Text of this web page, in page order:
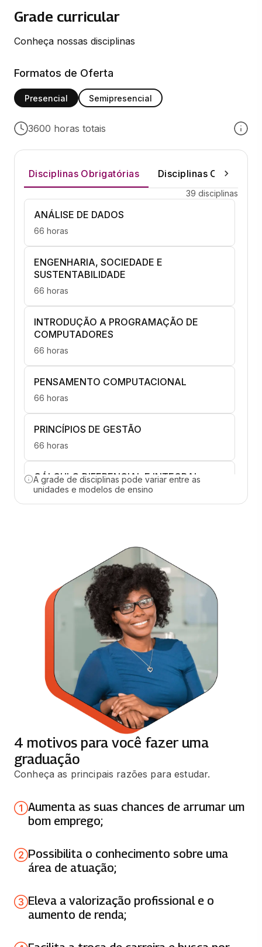
Grade curricular
Conheça nossas disciplinas
Formatos de Oferta
Presencial Semipresencial
3600 horas totais
Disciplinas Obrigatórias Disciplinas Optativas
39 disciplinas
ANÁLISE DE DADOS
66 horas
ENGENHARIA, SOCIEDADE E
SUSTENTABILIDADE
66 horas
INTRODUÇÃO A PROGRAMAÇÃO DE
COMPUTADORES
66 horas
PENSAMENTO COMPUTACIONAL
66 horas
PRINCÍPIOS DE GESTÃO
66 horas
CÁLCULO DIFERENCIAL E INTEGRAL
66 horas
GEOMETRIA ANALÍTICA E ÁLGEBRA
LINEAR
66 horas
REPRESENTAÇÃO GRÁFICA PARA
SISTEMAS OPERACIONAIS
66 horas
ARQUITETURA DE COMPUTADORES
66 horas
66 horas
65 horas
OSCILAÇÕES
65 horas
MECÂNICA DOS SÓLIDOS
A grade de disciplinas pode variar entre as
unidades e modelos de ensino
4 motivos para você fazer uma
graduação
Conheça as principais razões para estudar.
Aumenta as suas chances de arrumar um
bom emprego;
Possibilita o conhecimento sobre uma
área de atuação;
Eleva a valorização profissional e o
aumento de renda;